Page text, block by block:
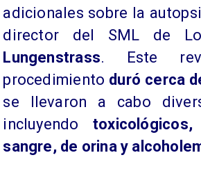
adicionales sobre la
director del SML de
Lungenstrass. Este
procedimiento duró cerca
se llevaron a cabo
incluyendo
sangre, de orina y